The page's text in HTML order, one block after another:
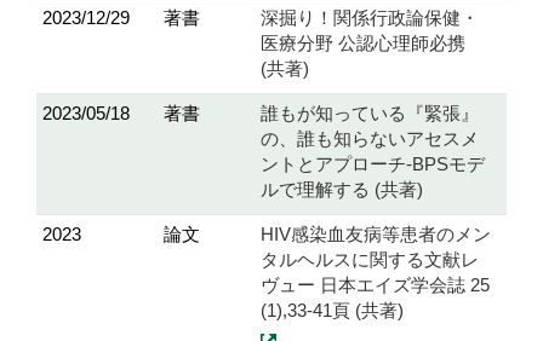
2023/12/29 著書
深掘り！関係行政論保健・
医療分野 公認心理師必携
(共著)
2023/05/18 著書
誰もが知っている『緊張』
の、誰も知らないアセスメ
ントとアプローチ-BPSモデ
ルで理解する (共著)
2023 論文
HIV感染血友病等患者のメン
タルヘルスに関する文献レ
ヴュー 日本エイズ学会誌 25
(1),33-41頁 (共著)